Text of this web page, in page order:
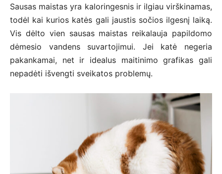
Sausas maistas yra kaloringesnis ir ilgiau virškinamas,
todėl kai kurios katės gali jaustis sočios ilgesnį laiką.
Vis dėlto vien sausas maistas reikalauja papildomo
dėmesio vandens suvartojimui. Jei katė negeria
pakankamai, net ir idealus maitinimo grafikas gali
nepadėti išvengti sveikatos problemų.